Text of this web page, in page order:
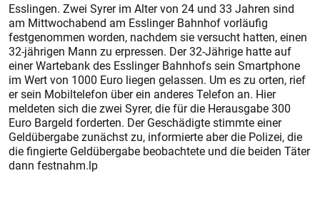
Esslingen. Zwei Syrer im Alter von 24 und 33 Jahren sind
am Mittwochabend am Esslinger Bahnhof vorläufig
festgenommen worden, nachdem sie versucht hatten, einen
32-jährigen Mann zu erpressen. Der 32-Jährige hatte auf
einer Wartebank des Esslinger Bahnhofs sein Smartphone
im Wert von 1000 Euro liegen gelassen. Um es zu orten, rief
er sein Mobiltelefon über ein anderes Telefon an. Hier
meldeten sich die zwei Syrer, die für die Herausgabe 300
Euro Bargeld forderten. Der Geschädigte stimmte einer
Geldübergabe zunächst zu, informierte aber die Polizei, die
die fingierte Geldübergabe beobachtete und die beiden Täter
dann festnahm.lp